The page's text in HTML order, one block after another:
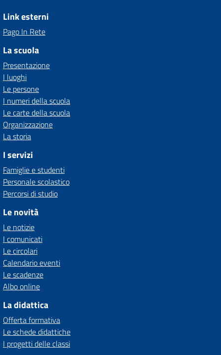
Link esterni
Pago In Rete
La scuola
Presentazione
I luoghi
Le persone
I numeri della scuola
Le carte della scuola
Organizzazione
La storia
I servizi
Famiglie e studenti
Personale scolastico
Percorsi di studio
Le novità
Le notizie
I comunicati
Le circolari
Calendario eventi
Le scadenze
Albo online
La didattica
Offerta formativa
Le schede didattiche
I progetti delle classi